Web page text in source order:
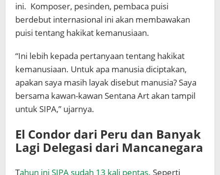
ini. Komposer, pesinden, pembaca puisi
berdebut internasional ini akan membawakan
puisi tentang hakikat kemanusiaan.
“Ini lebih kepada pertanyaan tentang hakikat
kemanusiaan. Untuk apa manusia diciptakan,
apakan saya masih layak disebut manusia? Saya
bersama kawan-kawan Sentana Art akan tampil
untuk SIPA,” ujarnya.
El Condor dari Peru dan Banyak
Lagi Delegasi dari Mancanegara
Tahun ini SIPA sudah 13 kali pentas. Seperti